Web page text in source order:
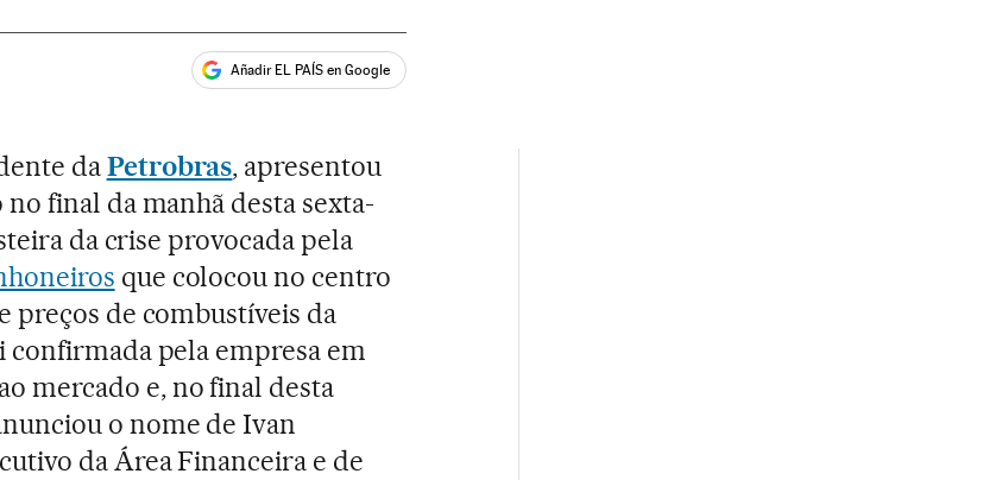
Añadir EL PAÍS en Google
daPetrobras, apresentou
no final da manhã desta sexta-
da crise provocada pela
que colocou no centro
preços de combustíveis da
confirmada pela empresa em
mercado e, no final desta
o nome de Ivan
da Área Financeira e de